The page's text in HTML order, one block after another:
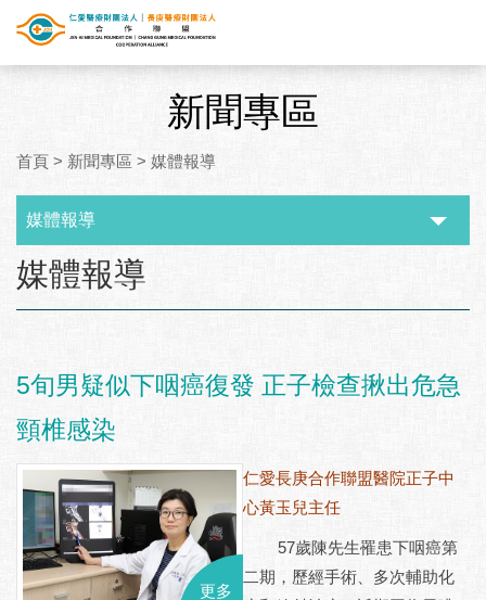
新聞專區
首頁 > 新聞專區 > 媒體報導
媒體報導
:::
媒體報導
5旬男疑似下咽癌復發 正子檢查揪出危急
頸椎感染
更多
仁愛長庚合作聯盟醫院正子中
心黃玉兒主任
57歲陳先生罹患下咽癌第
二期，歷經手術、多次輔助化